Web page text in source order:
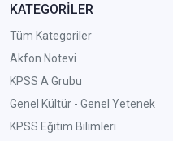
KATEGORİLER
Tüm Kategoriler
Akfon Notevi
KPSS A Grubu
Genel Kültür - Genel Yetenek
KPSS Eğitim Bilimleri